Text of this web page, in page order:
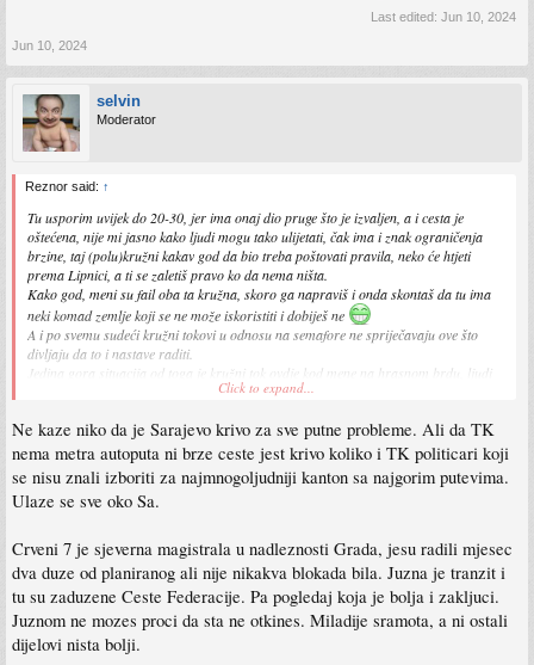
Last edited: Jun 10, 2024
Jun 10, 2024
selvin
Moderator
Reznor said: ↑
Tu usporim uvijek do 20-30, jer ima onaj dio pruge što je izvaljen, a i cesta je
oštećena, nije mi jasno kako ljudi mogu tako ulijetati, čak ima i znak ograničenja
brzine, taj (polu)kružni kakav god da bio treba poštovati pravila, neko će htjeti
prema Lipnici, a ti se zaletiš pravo ko da nema ništa.
Kako god, meni su fail oba ta kružna, skoro ga napraviš i onda skontaš da tu ima
neki komad zemlje koji se ne može iskoristiti i dobiješ ne
A i po svemu sudeći kružni tokovi u odnosu na semafore ne spriječavaju ove što
divljaju da to i nastave raditi.
Jedina gora situacija od toga je kružni tok ovdje kod mene na hrasnom brdu, ljudi
ko da nisu učili u autoškoli kako se kružni koristi, imaš sekundu da se uključiš,
@selvin opet će reći Sarajevo im krivo, ulaže se više, a taj kružni kod Crvenih 7 su
radili dugo, napravili blokadu totalnu
Click to expand...
Ne kaze niko da je Sarajevo krivo za sve putne probleme. Ali da TK
nema metra autoputa ni brze ceste jest krivo koliko i TK politicari koji
se nisu znali izboriti za najmnogoljudniji kanton sa najgorim putevima.
Ulaze se sve oko Sa.
Crveni 7 je sjeverna magistrala u nadleznosti Grada, jesu radili mjesec
dva duze od planiranog ali nije nikakva blokada bila. Juzna je tranzit i
tu su zaduzene Ceste Federacije. Pa pogledaj koja je bolja i zakljuci.
Juznom ne mozes proci da sta ne otkines. Miladije sramota, a ni ostali
dijelovi nista bolji.